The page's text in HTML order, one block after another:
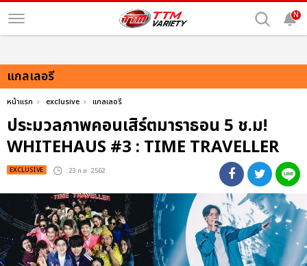
N
แกลเลอรี
หน้าแรก exclusive แกลเลอรี
ประมวลภาพคอนเสิร์ตมาราธอน 5 ช.ม!
WHITEHAUS #3 : TIME TRAVELLER
EXCLUSIVE : 23 ก.ย. 2562